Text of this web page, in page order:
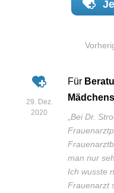
29. Dez.
2020
Für
Bei Dr.
man nur
Ich wusste
Frauenarzt